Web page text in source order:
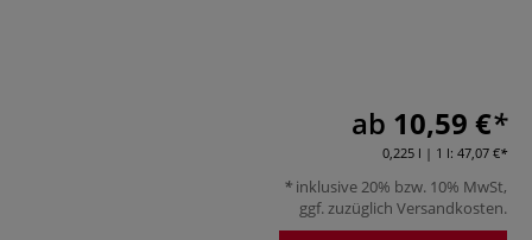
ab 10,59 €
0,225 l | 1 l: 47,07 €
inklusive 20% bzw. 10% MwSt,
ggf. zuzüglich Versandkosten.